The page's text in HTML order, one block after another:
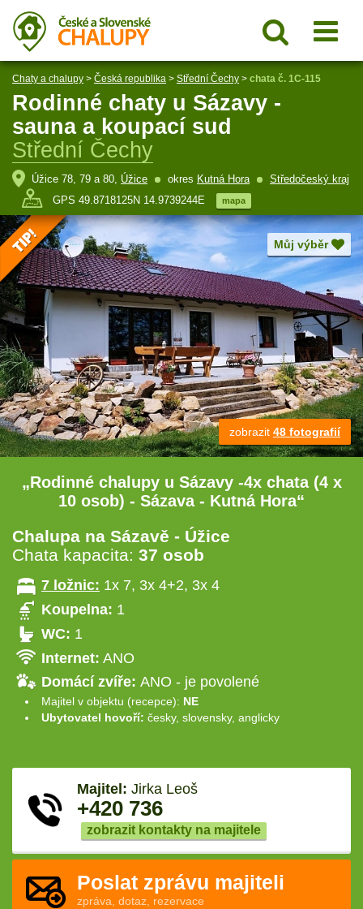
Chaty a chalupy > Česká republika > Střední Čechy > chata č. 1C-115
Rodinné chaty u Sázavy -
sauna a koupací sud
Střední Čechy
Úžice 78, 79 a 80, Úžice okres Kutná Hora
Středočeský kraj
GPS 49.8718125N 14.9739244E
mapa
Můj výběr
zobrazit 48 fotografií
„Rodinné chalupy u Sázavy -4x chata (4 x
10 osob) - Sázava - Kutná Hora“
Chalupa na Sázavě - Úžice
Chata kapacita: 37 osob
7 ložnic: 1x 7, 3x 4+2, 3x 4
Koupelna: 1
WC: 1
Internet: ANO
Domácí zvíře: ANO - je povolené
Majitel v objektu (recepce): NE
Ubytovatel hovoří: česky, slovensky, anglicky
Majitel: Jirka Leoš
+420 736
zobrazit kontakty na majitele
Poslat zprávu majiteli
zpráva, dotaz, rezervace